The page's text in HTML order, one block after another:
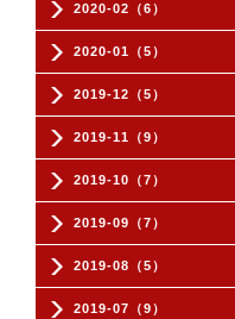
2020-02（6）
2020-01（5）
2019-12（5）
2019-11（9）
2019-10（7）
2019-09（7）
2019-08（5）
2019-07（9）